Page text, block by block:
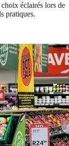
éclairés lors de
pratiques.